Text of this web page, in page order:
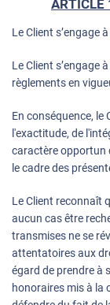
ARTICLE
Le Client s’engage
Le Client s’engage
règlements en
En conséquence, le
l'exactitude, de
caractère opportun
le cadre des
Le Client reconnaît
aucun cas être
transmises ne se
attentatoires aux
égard de prendre à
honoraires mis à la